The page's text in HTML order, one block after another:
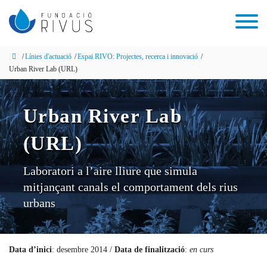
Línies d'actuació
Espai RIVO: Projectes, recerca i innovació
Urban River Lab (URL)
Urban River Lab
(URL)
Laboratori a l’aire lliure que simula
mitjançant canals el comportament dels rius
urbans
Data d’inici: desembre 2014 / Data de finalització: en curs